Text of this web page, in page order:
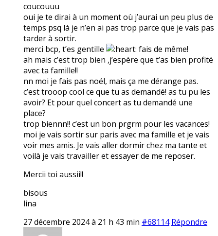
coucouuu
oui je te dirai à un moment où j’aurai un peu plus de
temps psq là je n’en ai pas trop parce que je vais pas
tarder à sortir.
merci bcp, t’es gentille
fais de même!
ah mais c’est trop bien ,j’espère que t’as bien profité
avec ta famille!!
nn moi je fais pas noël, mais ça me dérange pas.
c’est trooop cool ce que tu as demandé! as tu pu les
avoir? Et pour quel concert as tu demandé une
place?
trop biennn!! c’est un bon prgrm pour les vacances!
moi je vais sortir sur paris avec ma famille et je vais
voir mes amis. Je vais aller dormir chez ma tante et
voilà je vais travailler et essayer de me reposer.
Mercii toi aussii!!
bisous
lina
27 décembre 2024 à 21 h 43 min #68114 Répondre